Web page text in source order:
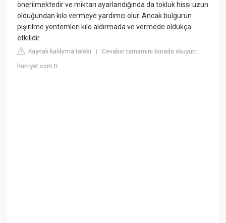
önerilmektedir ve miktarı ayarlandığında da tokluk hissi uzun
olduğundan kilo vermeye yardımcı olur. Ancak bulgurun
pişirilme yöntemleri kilo aldırmada ve vermede oldukça
etkilidir.
Kaynak kaldırma talebi |Cevabın tamamını burada okuyun:
hurriyet.com.tr